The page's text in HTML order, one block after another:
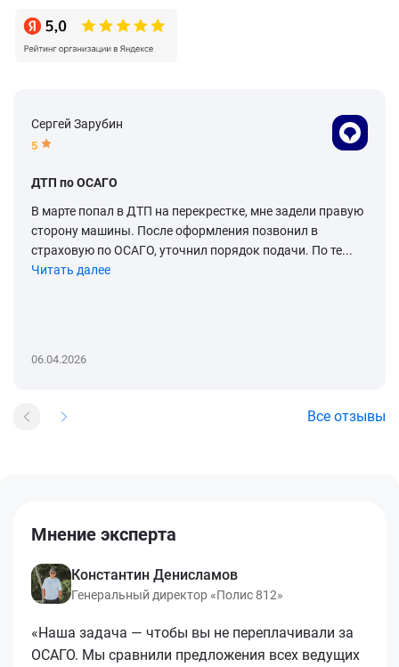
Сергей Зарубин
5
ДТП по ОСАГО
В марте попал в ДТП на перекрестке, мне задели правую
сторону машины. После оформления позвонил в
страховую по ОСАГО, уточнил порядок подачи. По те...
Читать далее
06.04.2026
Все отзывы
Мнение эксперта
Константин Денисламов
Генеральный директор «Полис 812»
«Наша задача — чтобы вы не переплачивали за
ОСАГО. Мы сравнили предложения всех ведущих